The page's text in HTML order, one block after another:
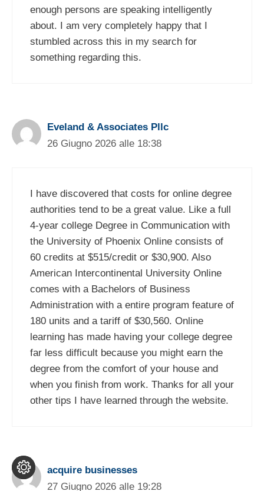
enough persons are speaking intelligently
about. I am very completely happy that I
stumbled across this in my search for
something regarding this.
Eveland & Associates Pllc
26 Giugno 2026 alle 18:38
I have discovered that costs for online degree
authorities tend to be a great value. Like a full
4-year college Degree in Communication with
the University of Phoenix Online consists of
60 credits at $515/credit or $30,900. Also
American Intercontinental University Online
comes with a Bachelors of Business
Administration with a entire program feature of
180 units and a tariff of $30,560. Online
learning has made having your college degree
far less difficult because you might earn the
degree from the comfort of your house and
when you finish from work. Thanks for all your
other tips I have learned through the website.
acquire businesses
27 Giugno 2026 alle 19:28